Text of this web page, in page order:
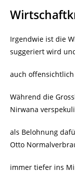
Irgendwie ist die
suggeriert wird
auch
Während die
Nirwana
als Belohnung
Otto
immer tiefer ins